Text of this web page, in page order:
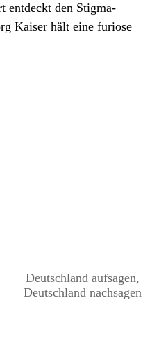
entdeckt den Stigma-
Kaiser hält eine furiose
Deutschland aufsagen,
Deutschland nachsagen